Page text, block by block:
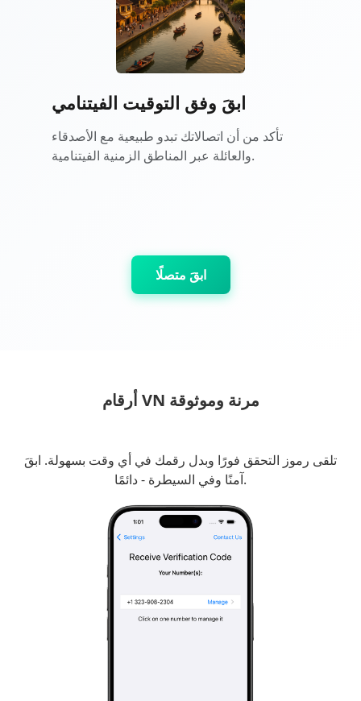
ابقَ وفق التوقيت الفيتنامي
تأكد من أن اتصالاتك تبدو طبيعية مع الأصدقاء
والعائلة عبر المناطق الزمنية الفيتنامية.
ابقَ متصلًا
أرقام VN مرنة وموثوقة
تلقى رموز التحقق فورًا وبدل رقمك في أي وقت بسهولة. ابقَ
آمنًا وفي السيطرة - دائمًا.